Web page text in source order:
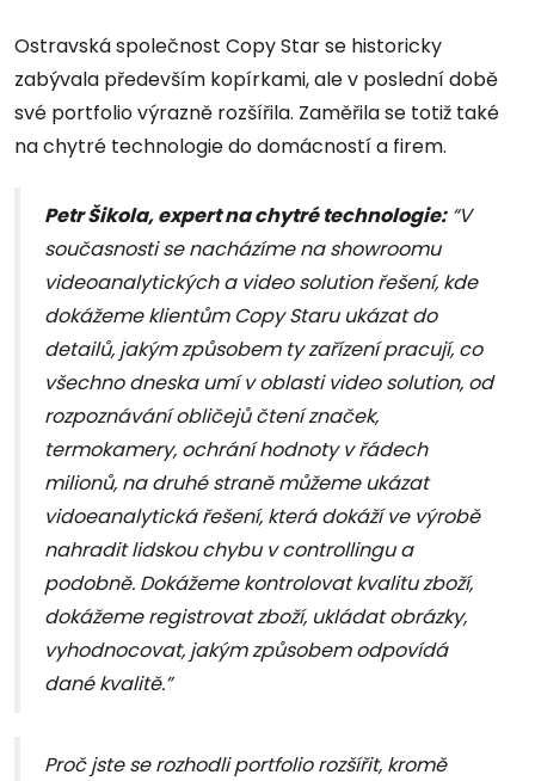
Ostravská společnost Copy Star se historicky
zabývala především kopírkami, ale v poslední době
své portfolio výrazně rozšířila. Zaměřila se totiž také
na chytré technologie do domácností a firem.
Petr Šikola, expert na chytré technologie: “V
současnosti se nacházíme na showroomu
videoanalytických a video solution řešení, kde
dokážeme klientům Copy Staru ukázat do
detailů, jakým způsobem ty zařízení pracují, co
všechno dneska umí v oblasti video solution, od
rozpoznávání obličejů čtení značek,
termokamery, ochrání hodnoty v řádech
milionů, na druhé straně můžeme ukázat
vidoeanalytická řešení, která dokáží ve výrobě
nahradit lidskou chybu v controllingu a
podobně. Dokážeme kontrolovat kvalitu zboží,
dokážeme registrovat zboží, ukládat obrázky,
vyhodnocovat, jakým způsobem odpovídá
dané kvalitě.”
Proč jste se rozhodli portfolio rozšířit, kromě